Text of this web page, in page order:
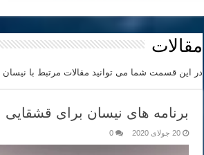
مقالات
در این قسمت شما می توانید مقالات مرتبط با نیسان
برنامه های نیسان برای قشقایی
20 جولای 2020 0